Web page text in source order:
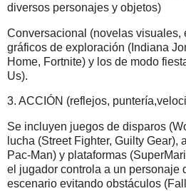
diversos personajes y objetos)
Conversacional (novelas visuales,
gráficos de exploración (Indiana
Home, Fortnite) y los de modo
Us).
3. ACCIÓN (reflejos,
Se incluyen juegos de disparos
lucha (Street Fighter, Guilty Gear),
Pac-Man) y plataformas
el jugador controla a un personaje
escenario evitando obstáculos